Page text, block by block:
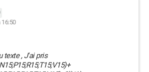
16:50
texte , J'ai pris